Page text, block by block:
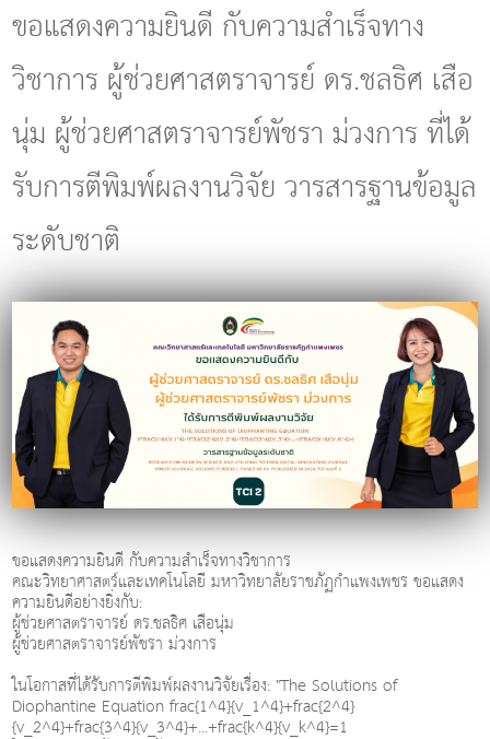
a
v
i
g
t
i
ขอแสดงความยินดี กับความสำเร็จทาง
วิชาการ ผู้ช่วยศาสตราจารย์ ดร.ชลธิศ เสือ
นุ่ม ผู้ช่วยศาสตราจารย์พัชรา ม่วงการ ที่ได้
รับการตีพิมพ์ผลงานวิจัย วารสารฐานข้อมูล
ระดับชาติ
ขอแสดงความยินดี กับความสำเร็จทางวิชาการ
คณะวิทยาศาสตร์และเทคโนโลยี มหาวิทยาลัยราชภัฏกำแพงเพชร ขอแสดง
ความยินดีอย่างยิ่งกับ:
ผู้ช่วยศาสตราจารย์ ดร.ชลธิศ เสือนุ่ม
ผู้ช่วยศาสตราจารย์พัชรา ม่วงการ
ในโอกาสที่ได้รับการตีพิมพ์ผลงานวิจัยเรื่อง: "The Solutions of
Diophantine Equation frac{1^4}{v_1^4}+frac{2^4}
{v_2^4}+frac{3^4}{v_3^4}+...+frac{k^4}{v_k^4}=1